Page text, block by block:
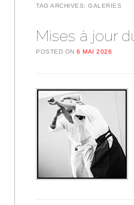
TAG ARCHIVES:GALERIES
Mises à jour
POSTED ON6 MAI 2026